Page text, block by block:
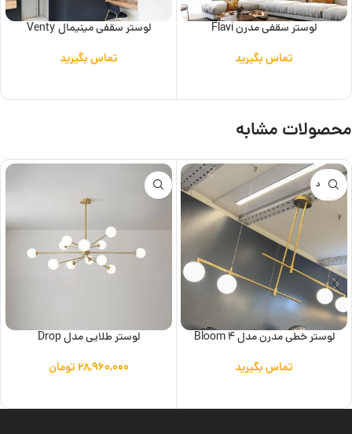
لوستر سقفی مدرن Flavi
تماس بگیرید
لوستر سقفی مینیمال Venty
تماس بگیرید
محصولات مشابه
ناموجود
لوستر خطی مدرن مدل 4 Bloom
تماس بگیرید
لوستر طلایی مدل Drop
۲۸,۹۶۰,۰۰۰تومان